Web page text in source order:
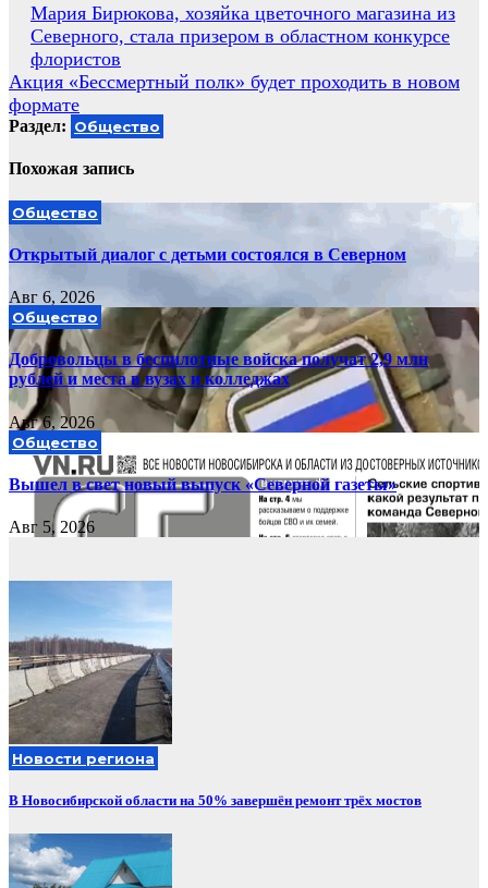
Навигация
по
записям
Мария Бирюкова, хозяйка цветочного магазина из
Северного, стала призером в областном конкурсе
флористов
Акция «Бессмертный полк» будет проходить в новом
формате
Раздел: Общество
Похожая запись
Общество
Открытый диалог с детьми состоялся в Северном
Авг 6, 2026
Общество
Добровольцы в беспилотные войска получат 2,9 млн
рублей и места в вузах и колледжах
Авг 6, 2026
Общество
Вышел в свет новый выпуск «Северной газеты»
Авг 5, 2026
Новости региона
В Новосибирской области на 50% завершён ремонт трёх мостов